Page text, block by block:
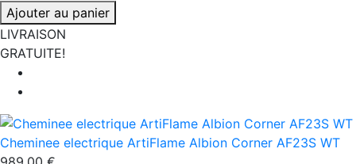
Ajouter au panier
LIVRAISON
GRATUITE!
Cheminee electrique ArtiFlame Albion Corner AF23S WT